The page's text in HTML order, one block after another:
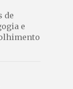
de
e